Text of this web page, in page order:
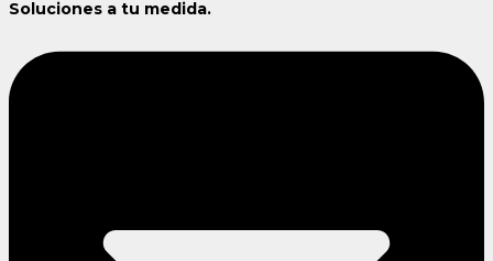
Soluciones a tu medida.